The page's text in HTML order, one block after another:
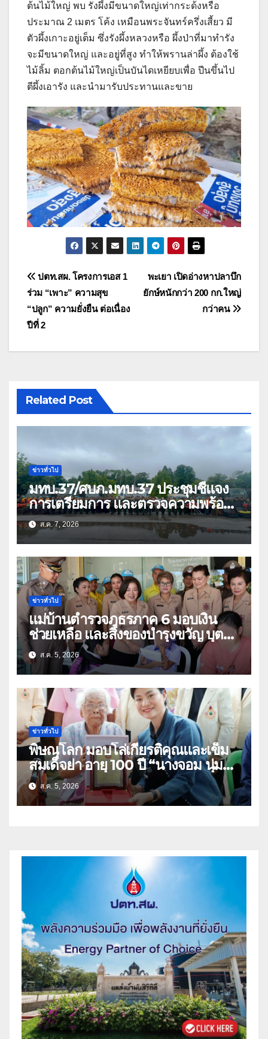
ต้นไม้ใหญ่ พบ รังผึ้งมีขนาดใหญ่เท่ากระด้งหรือ
ประมาณ 2 เมตร โค้ง เหมือนพระจันทร์ครึ่งเสี้ยว มี
ตัวผึ้งเกาะอยู่เต็ม ซึ่งรังผึ้งหลวงหรือ ผึ้งป่าที่มาทำรัง
จะมีขนาดใหญ่ และอยู่ที่สูง ทำให้พรานล่าผึ้ง ต้องใช้
ไม้ลิ้ม ตอกต้นไม้ใหญ่เป็นบันไดเหยียบเพื่อ ปีนขึ้นไป
ตีผึ้งเอารัง และนำมารับประทานและขาย
แนะแนว
เรื่อง
พะเยา เปิดอ่างหาปลาบึก
ยักษ์หนักกว่า 200 กก.ใหญ่
กว่าคน
ปตท.สผ. โครงการเอส 1
ร่วม “เพาะ” ความสุข
“ปลูก” ความยั่งยืน ต่อเนื่อง
ปีที่ 2
Related Post
ข่าวทั่วไป
มทบ.37/ศบภ.มทบ.37 ประชุมชี้แจง
การเตรียมการ และตรวจความพร้อม
ด้านการบรรเทาสาธารณภัย
ส.ค. 7, 2026
ข่าวทั่วไป
แม่บ้านตำรวจภูธรภาค 6 มอบเงิน
ช่วยเหลือ และสิ่งของบำรุงขวัญ บุตร-
ธิดา ข้าราชการตำรวจจังหวัด
อุทัยธานี
ส.ค. 5, 2026
ข่าวทั่วไป
พิษณุโลก มอบโล่เกียรติคุณและเข็ม
สมเด็จย่า อายุ 100 ปี “นางจอม นุ่ม
เนตร” ตำบลบ้านกร่าง อำเภอเมือง
ส.ค. 5, 2026